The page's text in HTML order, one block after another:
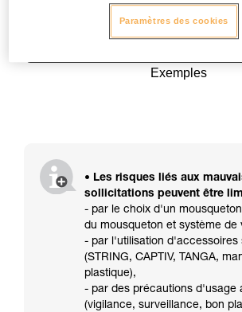
Exemples
• Les risques liés aux
sollicitations peuvent être
- par le choix d'un
du mousqueton et système de
- par l'utilisation d'accessoires
(STRING, CAPTIV, TANGA,
plastique),
- par des précautions d'usage
(vigilance, surveillance, bon
Paramètres des cookies